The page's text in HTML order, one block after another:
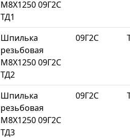
М8Х1250 09Г2С
ТД1
Шпилька
резьбовая
М8Х1250 09Г2С
ТД2
09Г2С
Шпилька
резьбовая
М8Х1250 09Г2С
ТД3
09Г2С